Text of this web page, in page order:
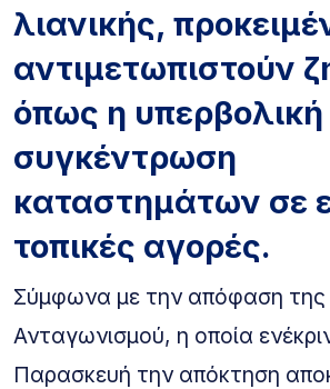
λιανικής,
αντιμετωπιστούν
όπως η υπερβολική
συγκέντρωση
καταστημάτων σε
τοπικές αγορές.
Σύμφωνα με την απόφαση της
Ανταγωνισμού, η οποία
Παρασκευή την απόκτηση